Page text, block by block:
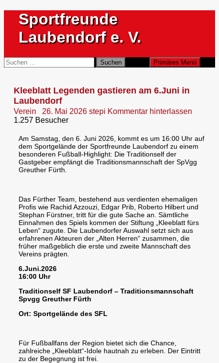
Inhalt
springen
Sportfreunde
Laubendorf e. V.
Suchen Primäres Menü
Suchen
nach:
Kleeblatt Legenden gastieren am 6.Juni in
Laubendorf
Verein 26. Mai 2026 stepi Kommentar hinterlassen
1.257 Besucher
Am Samstag, den 6. Juni 2026, kommt es um 16:00 Uhr auf
dem Sportgelände der Sportfreunde Laubendorf zu einem
besonderen Fußball-Highlight: Die Traditionself der
Gastgeber empfängt die Traditionsmannschaft der SpVgg
Greuther Fürth.
Das Fürther Team, bestehend aus verdienten ehemaligen
Profis wie Rachid Azzouzi, Edgar Prib, Roberto Hilbert und
Stephan Fürstner, tritt für die gute Sache an. Sämtliche
Einnahmen des Spiels kommen der Stiftung „Kleeblatt fürs
Leben“ zugute. Die Laubendorfer Auswahl setzt sich aus
erfahrenen Akteuren der „Alten Herren“ zusammen, die
früher maßgeblich die erste und zweite Mannschaft des
Vereins prägten.
6.Juni.2026
16:00 Uhr
Traditionself SF Laubendorf – Traditionsmannschaft
Spvgg Greuther Fürth
Ort: Sportgelände des SFL
Für Fußballfans der Region bietet sich die Chance,
zahlreiche „Kleeblatt“-Idole hautnah zu erleben. Der Eintritt
zu der Begegnung ist frei.